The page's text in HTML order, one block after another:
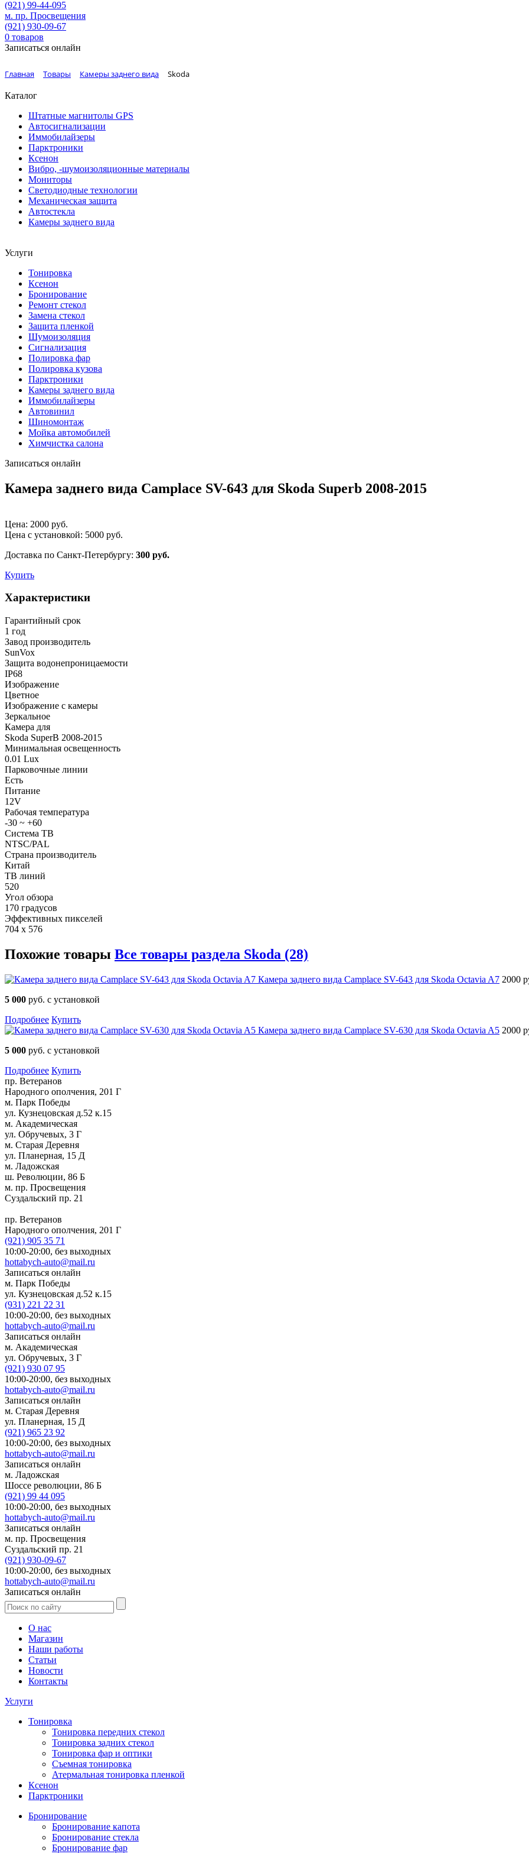
(921) 99-44-095
м. пр. Просвещения
(921) 930-09-67
0 товаров
Записаться онлайн
Главная Товары Камеры заднего вида Skoda
Каталог
Штатные магнитолы GPS
Автосигнализации
Иммобилайзеры
Парктроники
Ксенон
Вибро, -шумоизоляционные материалы
Мониторы
Светодиодные технологии
Механическая защита
Автостекла
Камеры заднего вида
Услуги
Тонировка
Ксенон
Бронирование
Ремонт стекол
Замена стекол
Защита пленкой
Шумоизоляция
Сигнализация
Полировка фар
Полировка кузова
Парктроники
Камеры заднего вида
Иммобилайзеры
Автовинил
Шиномонтаж
Мойка автомобилей
Химчистка салона
Записаться онлайн
Камера заднего вида Camplace SV-643 для Skoda Superb 2008-2015
Цена: 2000 руб.
Цена с установкой: 5000 руб.
Доставка по Санкт-Петербургу: 300 руб.
Купить
Характеристики
Гарантийный срок
1 год
Завод производитель
SunVox
Защита водонепроницаемости
IP68
Изображение
Цветное
Изображение с камеры
Зеркальное
Камера для
Skoda SuperB 2008-2015
Минимальная освещенность
0.01 Lux
Парковочные линии
Есть
Питание
12V
Рабочая температура
-30 ~ +60
Система ТВ
NTSC/PAL
Страна производитель
Китай
ТВ линий
520
Угол обзора
170 градусов
Эффективных пикселей
704 x 576
Похожие товары Все товары раздела Skoda (28)
Камера заднего вида Camplace SV-643 для Skoda Octavia A7 2000
5 000 руб. с установкой
Подробнее Купить
Камера заднего вида Camplace SV-630 для Skoda Octavia A5 2000
5 000 руб. с установкой
Подробнее Купить
пр. Ветеранов
Народного ополчения, 201 Г
м. Парк Победы
ул. Кузнецовская д.52 к.15
м. Академическая
ул. Обручевых, 3 Г
м. Старая Деревня
ул. Планерная, 15 Д
м. Ладожская
ш. Революции, 86 Б
м. пр. Просвещения
Суздальский пр. 21
пр. Ветеранов
Народного ополчения, 201 Г
(921) 905 35 71
10:00-20:00, без выходных
hottabych-auto@mail.ru
Записаться онлайн
м. Парк Победы
ул. Кузнецовская д.52 к.15
(931) 221 22 31
10:00-20:00, без выходных
hottabych-auto@mail.ru
Записаться онлайн
м. Академическая
ул. Обручевых, 3 Г
(921) 930 07 95
10:00-20:00, без выходных
hottabych-auto@mail.ru
Записаться онлайн
м. Старая Деревня
ул. Планерная, 15 Д
(921) 965 23 92
10:00-20:00, без выходных
hottabych-auto@mail.ru
Записаться онлайн
м. Ладожская
Шоссе революции, 86 Б
(921) 99 44 095
10:00-20:00, без выходных
hottabych-auto@mail.ru
Записаться онлайн
м. пр. Просвещения
Суздальский пр. 21
(921) 930-09-67
10:00-20:00, без выходных
hottabych-auto@mail.ru
Записаться онлайн
О нас
Магазин
Наши работы
Статьи
Новости
Контакты
Услуги
Тонировка
Тонировка передних стекол
Тонировка задних стекол
Тонировка фар и оптики
Съемная тонировка
Атермальная тонировка пленкой
Ксенон
Парктроники
Бронирование
Бронирование капота
Бронирование стекла
Бронирование фар